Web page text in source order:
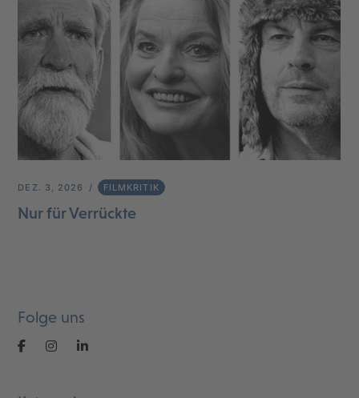
DEZ. 3, 2026 FILMKRITIK
Nur für Verrückte
Folge uns